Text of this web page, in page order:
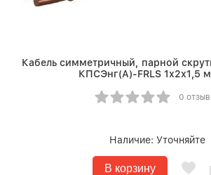
Кабель симметричный, парной
КПСЭнг(A)-FRLS 1х2х1,5
0
Наличие: Уточняйте
В корзину